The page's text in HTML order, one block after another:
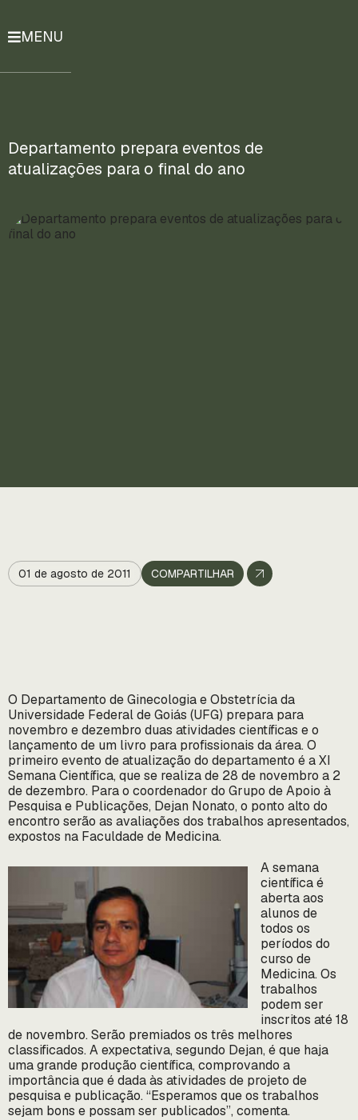
Currículo
Mais
MENU
Departamento prepara eventos de
atualizações para o final do ano
01 de agosto de 2011 COMPARTILHAR
O Departamento de Ginecologia e Obstetrícia da
Universidade Federal de Goiás (UFG) prepara para
novembro e dezembro duas atividades científicas e o
lançamento de um livro para profissionais da área. O
primeiro evento de atualização do departamento é a XI
Semana Científica, que se realiza de 28 de novembro a 2
de dezembro. Para o coordenador do Grupo de Apoio à
Pesquisa e Publicações, Dejan Nonato, o ponto alto do
encontro serão as avaliações dos trabalhos apresentados,
expostos na Faculdade de Medicina.
A semana
científica é
aberta aos
alunos de
todos os
períodos do
curso de
Medicina. Os
trabalhos
podem ser
inscritos até 18
de novembro. Serão premiados os três melhores
classificados. A expectativa, segundo Dejan, é que haja
uma grande produção científica, comprovando a
importância que é dada às atividades de projeto de
pesquisa e publicação. “Esperamos que os trabalhos
sejam bons e possam ser publicados”, comenta.